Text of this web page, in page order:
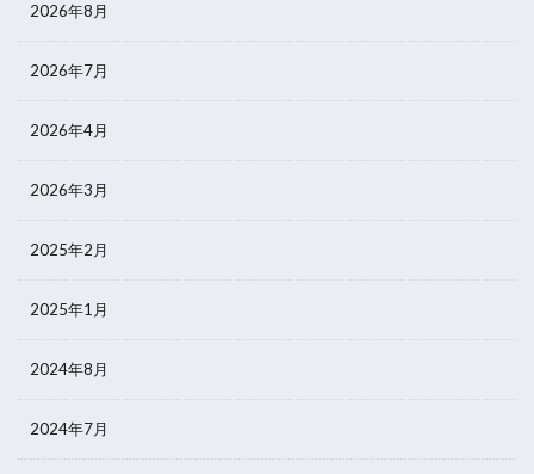
2026年8月
2026年7月
2026年4月
2026年3月
2025年2月
2025年1月
2024年8月
2024年7月